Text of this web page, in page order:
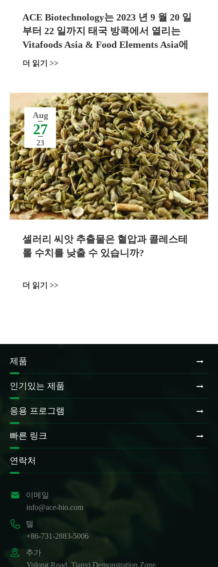
ACE Biotechnology는 2023 년 9 월 20 일
부터 22 일까지 태국 방콕에서 열리는
Vitafoods Asia & Food Elements Asia에
참석합니다.
더 읽기 >>
Aug
27
23
셀러리 씨앗 추출물은 혈압과 콜레스테
롤 수치를 낮출 수 있습니까?
더 읽기 >>
제품
인기있는 제품
응용 프로그램
빠른 링크
연락처

이메일
info@ace-bio.com

텔
+86-731-2883-5006

추가
Yulong Road, Tianyi Demonstration Zone,